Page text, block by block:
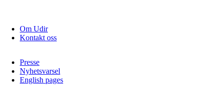
Om Udir
Kontakt oss
Presse
Nyhetsvarsel
English pages